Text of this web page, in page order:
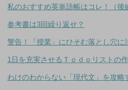
私のおすすめ英単語帳はコレ！（後
参考書は3回繰り返せ？
警告！「授業」にひそむ落とし穴に
1日を充実させるＴｏｄｏリストの
わけのわからない「現代文」を攻略